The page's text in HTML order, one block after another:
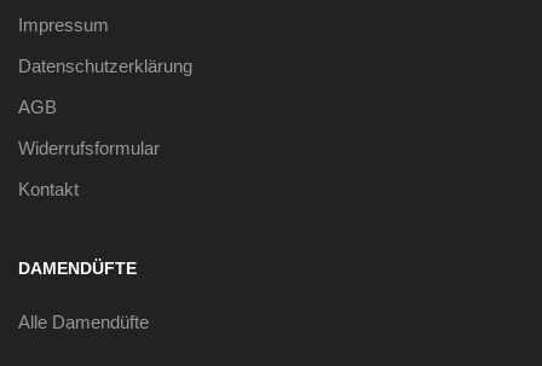
Impressum
Datenschutzerklärung
AGB
Widerrufsformular
Kontakt
DAMENDÜFTE
Alle Damendüfte